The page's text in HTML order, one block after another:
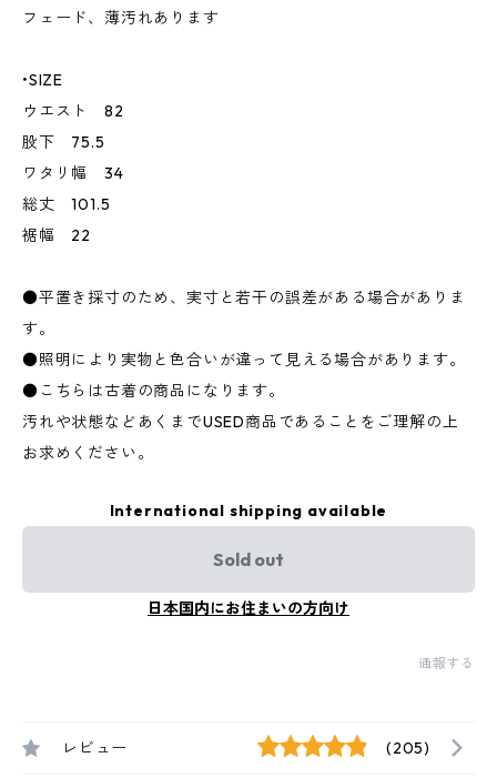
フェード、薄汚れあります
•SIZE
ウエスト 82
股下 75.5
ワタリ幅 34
総丈 101.5
裾幅 22
●平置き採寸のため、実寸と若干の誤差がある場合がありま
す。
●照明により実物と色合いが違って見える場合があります。
●こちらは古着の商品になります。
汚れや状態などあくまでUSED商品であることをご理解の上
お求めください。
International shipping available
Sold out
日本国内にお住まいの方向け
通報する
レビュー (205)